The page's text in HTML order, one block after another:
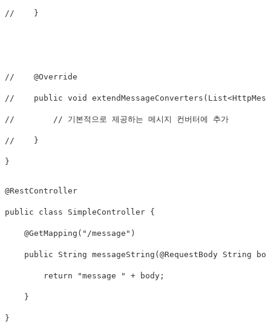
//    }
//    @Override
//    public void
//        // 기본적으로 제공하는 메시지 컨버터에 추가
//    }
}
@RestController
public class SimpleController {
@GetMapping ( "/message" )
public String messageString ( @RequestBody String
return "message " + body ;
}
}